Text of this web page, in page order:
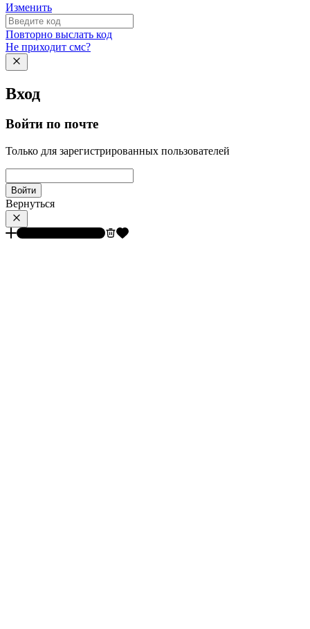
Изменить
Повторно выслать код
Не приходит смс?
Вход
Войти по почте
Только для зарегистрированных пользователей
Войти
Вернуться